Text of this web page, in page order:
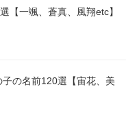
【一颯、蒼真、風翔etc】
の名前120選【宙花、美